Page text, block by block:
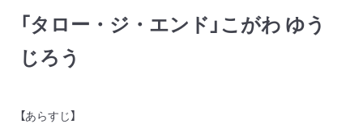
「タロー・ジ・エンド」こがわ ゆう
じろう
【あらすじ】